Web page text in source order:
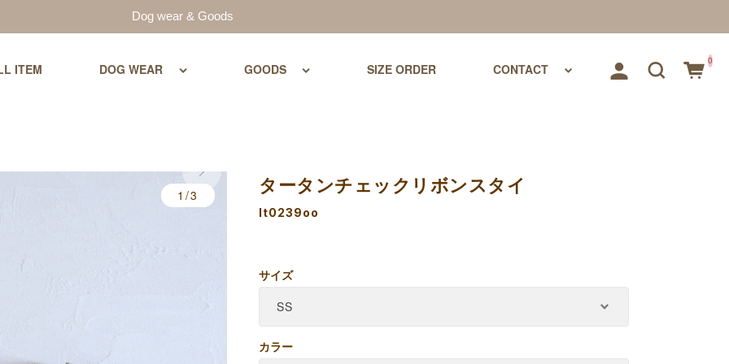
Dog wear & Goods
ITEM DOG WEAR GOODS SIZE ORDER CONTACT
0
1/3 タータンチェックリボンスタイ
lt0239oo
サイズ
カラー